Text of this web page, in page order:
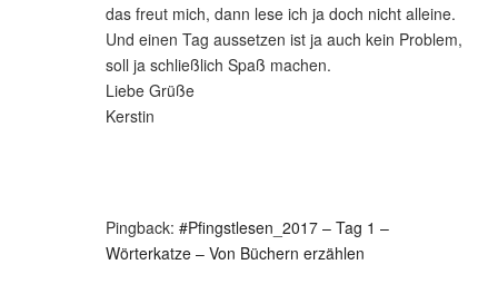
das freut mich, dann lese ich ja doch nicht alleine.
Und einen Tag aussetzen ist ja auch kein Problem,
soll ja schließlich Spaß machen.
Liebe Grüße
Kerstin
Pingback: #Pfingstlesen_2017 – Tag 1 –
Wörterkatze – Von Büchern erzählen